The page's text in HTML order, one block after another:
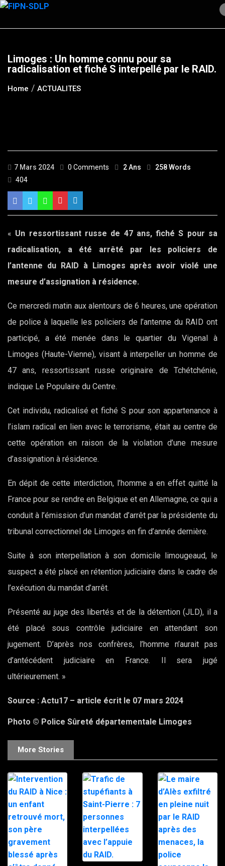
Skip
content
Limoges : Un homme connu pour sa
radicalisation et fiché S interpellé par le RAID.
Home ACTUALITES
7 Mars 2024 0 Comments 2 Ans
258 Words
404
« Un ressortissant russe de 47 ans, fiché S pour sa
radicalisation, a été arrêté par les policiers de
l’antenne du RAID à Limoges après avoir violé une
mesure d’assignation à résidence.
Ce mercredi matin aux alentours de 6 heures, une opération
de police à laquelle les policiers de l’antenne du RAID ont
participé, a été menée dans le quartier du Vigenal à
Limoges (Haute-Vienne), visant à interpeller un homme de
47 ans, ressortissant russe originaire de Tchétchénie,
indique Le Populaire du Centre.
Cet individu, radicalisé et fiché S pour son appartenance à
l’islam radical en lien avec le terrorisme, était au centre de
cette opération en raison de la violation d’une mesure
d’assignation à résidence.
En dépit de cette interdiction, l’homme a en effet quitté la
France pour se rendre en Belgique et en Allemagne, ce qui a
conduit à l’émission d’un mandat d’arrêt par la présidente du
tribunal correctionnel de Limoges en fin d’année dernière.
Suite à son interpellation à son domicile limougeaud, le
suspect a été placé en rétention judiciaire dans le cadre de
l’exécution du mandat d’arrêt.
Présenté au juge des libertés et de la détention (JLD), il a
été placé sous contrôle judiciaire en attendant son
jugement. D’après nos confrères, l’homme n’aurait pas
d’antécédent judiciaire en France. Il sera jugé
ultérieurement. »
Source : Actu17 – article écrit le 07 mars 2024
Photo © Police Sûreté départementale Limoges
More Stories